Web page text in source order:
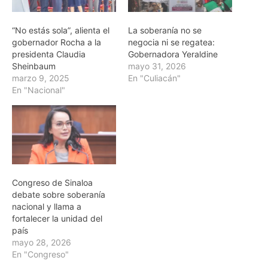
“No estás sola”, alienta el
gobernador Rocha a la
presidenta Claudia
Sheinbaum
marzo 9, 2025
En "Nacional"
La soberanía no se
negocia ni se regatea:
Gobernadora Yeraldine
mayo 31, 2026
En "Culiacán"
Congreso de Sinaloa
debate sobre soberanía
nacional y llama a
fortalecer la unidad del
país
mayo 28, 2026
En "Congreso"